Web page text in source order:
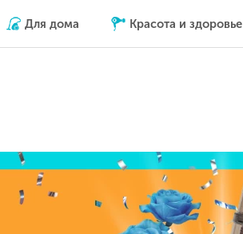
Для дома Красота и здоровье